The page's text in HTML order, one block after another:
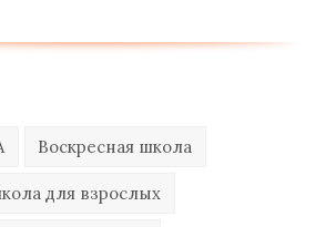
Воскресная школа
для взрослых